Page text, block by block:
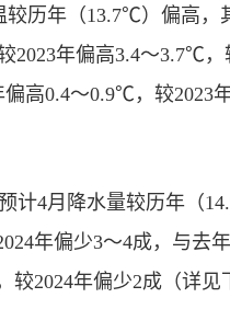
历年（13.7℃）偏高，
年偏高3.4～3.7℃，
高0.4～0.9℃，较2023
计4月降水量较历年（
年偏少3～4成，与去
2024年偏少2成（详见